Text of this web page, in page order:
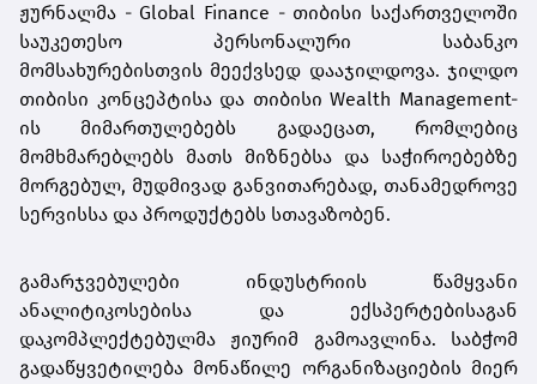
ჟურნალმა - Global Finance - თიბისი საქართველოში
საუკეთესო პერსონალური საბანკო
მომსახურებისთვის მეექვსედ დააჯილდოვა. ჯილდო
თიბისი კონცეპტისა და თიბისი Wealth Management-
ის მიმართულებებს გადაეცათ, რომლებიც
მომხმარებლებს მათს მიზნებსა და საჭიროებებზე
მორგებულ, მუდმივად განვითარებად, თანამედროვე
სერვისსა და პროდუქტებს სთავაზობენ.
გამარჯვებულები ინდუსტრიის წამყვანი
ანალიტიკოსებისა და ექსპერტებისაგან
დაკომპლექტებულმა ჟიურიმ გამოავლინა. საბჭომ
გადაწყვეტილება მონაწილე ორგანიზაციების მიერ